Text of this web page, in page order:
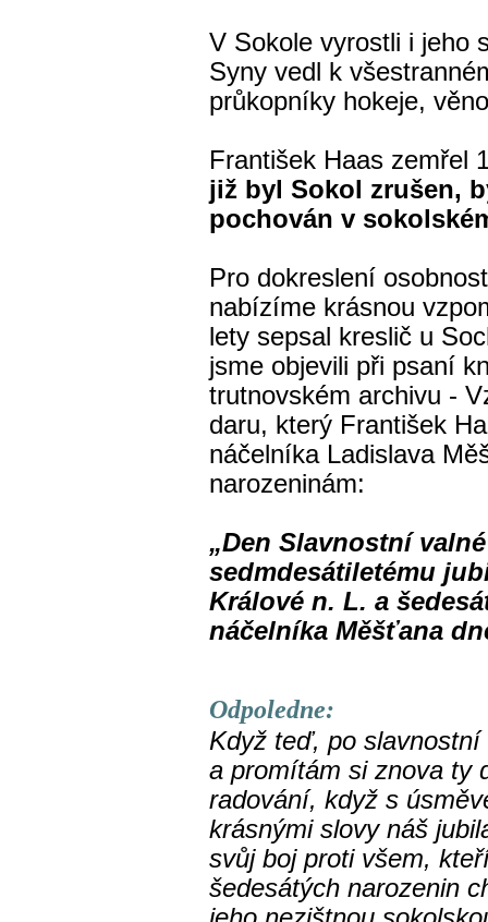
V Sokole vyrostli i jeho
Syny vedl k
průkopníky hokeje,
František Haas zemřel
již byl Sokol zrušen,
pochován v
Pro dokreslení
nabízíme krásnou
lety sepsal kreslič u
jsme objevili při psaní
trutnovském archivu -
daru, který František
náčelníka Ladislava
narozeninám:
„Den Slavnostní
sedmdesátiletému
Králové n. L. a
náčelníka Měšťana
Odpoledne:
Když teď, po
a promítám si znova ty
radování, když s
krásnými slovy náš
svůj boj proti všem,
šedesátých narozenin